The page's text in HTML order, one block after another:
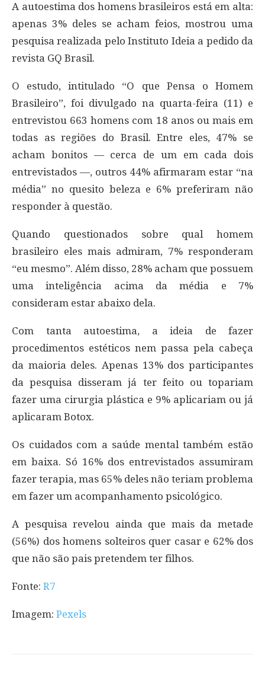
A autoestima dos homens brasileiros está em alta:
apenas 3% deles se acham feios, mostrou uma
pesquisa realizada pelo Instituto Ideia a pedido da
revista GQ Brasil.
O estudo, intitulado “O que Pensa o Homem
Brasileiro”, foi divulgado na quarta-feira (11) e
entrevistou 663 homens com 18 anos ou mais em
todas as regiões do Brasil. Entre eles, 47% se
acham bonitos — cerca de um em cada dois
entrevistados —, outros 44% afirmaram estar “na
média” no quesito beleza e 6% preferiram não
responder à questão.
Quando questionados sobre qual homem
brasileiro eles mais admiram, 7% responderam
“eu mesmo”. Além disso, 28% acham que possuem
uma inteligência acima da média e 7%
consideram estar abaixo dela.
Com tanta autoestima, a ideia de fazer
procedimentos estéticos nem passa pela cabeça
da maioria deles. Apenas 13% dos participantes
da pesquisa disseram já ter feito ou topariam
fazer uma cirurgia plástica e 9% aplicariam ou já
aplicaram Botox.
Os cuidados com a saúde mental também estão
em baixa. Só 16% dos entrevistados assumiram
fazer terapia, mas 65% deles não teriam problema
em fazer um acompanhamento psicológico.
A pesquisa revelou ainda que mais da metade
(56%) dos homens solteiros quer casar e 62% dos
que não são pais pretendem ter filhos.
Fonte: R7
Imagem: Pexels